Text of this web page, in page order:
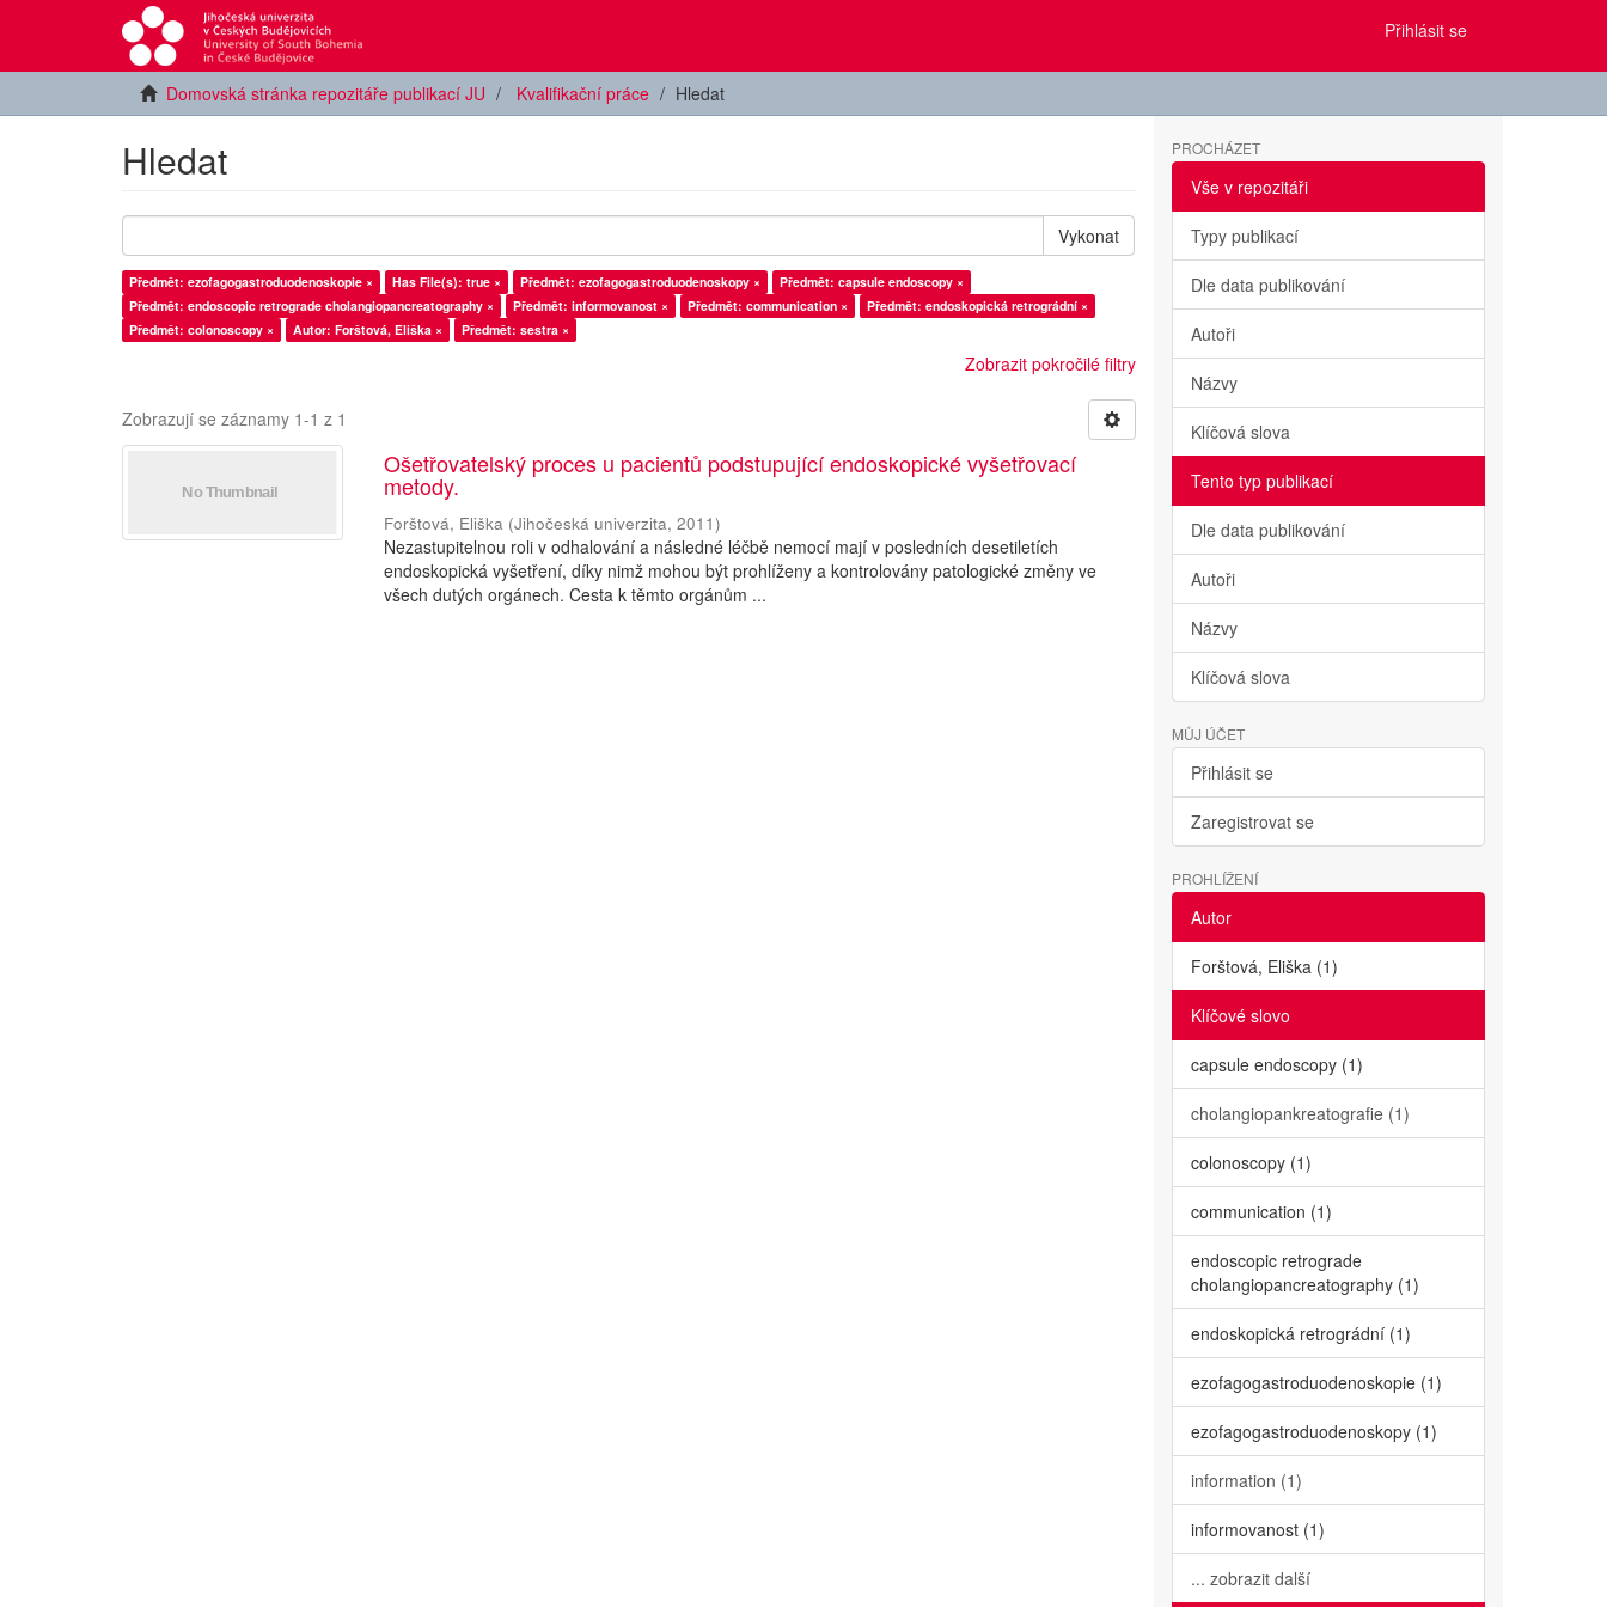
Přihlásit se
Domovská stránka repozitáře publikací JU Kvalifikační práce Hledat
Hledat
Vykonat
Předmět: ezofagogastroduodenoskopie × Has File(s): true × Předmět: ezofagogastroduodenoskopy ×
Předmět: capsule endoscopy ×
Předmět: endoscopic retrograde cholangiopancreatography ×
Předmět: informovanost × Předmět: communication ×
Předmět: endoskopická retrográdní ×
Předmět: colonoscopy ×
Autor: Forštová, Eliška × Předmět: sestra ×
Zobrazit pokročilé filtry
Zobrazují se záznamy 1-1 z 1
Ošetřovatelský proces u pacientů podstupující endoskopické vyšetřovací
metody.
Forštová, Eliška (Jihočeská univerzita,2011)
Nezastupitelnou roli v odhalování a následné léčbě nemocí mají v posledních desetiletích
endoskopická vyšetření, díky nimž mohou být prohlíženy a kontrolovány patologické změny ve
všech dutých orgánech. Cesta k těmto orgánům ...
PROCHÁZET
Vše v repozitáři
Typy publikací
Dle data publikování
Autoři
Názvy
Klíčová slova
Tento typ publikací
Dle data publikování
Autoři
Názvy
Klíčová slova
MŮJ ÚČET
Přihlásit se
Zaregistrovat se
PROHLÍŽENÍ
Autor
Forštová, Eliška (1)
Klíčové slovo
capsule endoscopy (1)
cholangiopankreatografie (1)
colonoscopy (1)
communication (1)
endoscopic retrograde
cholangiopancreatography (1)
endoskopická retrográdní (1)
ezofagogastroduodenoskopie (1)
ezofagogastroduodenoskopy (1)
information (1)
informovanost (1)
... zobrazit další